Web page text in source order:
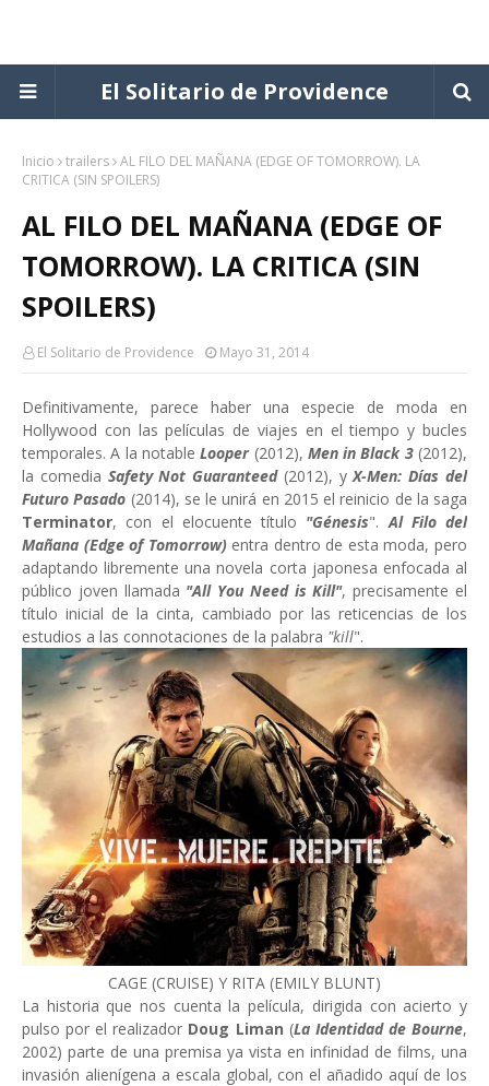
El Solitario de Providence
Inicio trailers AL FILO DEL MAÑANA (EDGE OF TOMORROW). LA
CRITICA (SIN SPOILERS)
AL FILO DEL MAÑANA (EDGE OF
TOMORROW). LA CRITICA (SIN
SPOILERS)
El Solitario de Providence Mayo 31, 2014
Definitivamente, parece haber una especie de moda en
Hollywood con las películas de viajes en el tiempo y bucles
temporales. A la notableLooper (2012), Men in Black 3 (2012),
la comedia Safety Not Guaranteed (2012), yX-Men: Días del
Futuro Pasado (2014), se le unirá en 2015 el reinicio de la saga
Terminator, con el elocuente título "Génesis".Al Filo del
Mañana (Edge of Tomorrow)entra dentro de esta moda, pero
adaptando libremente una novela corta japonesa enfocada al
público joven llamada "All You Need is Kill", precisamente el
título inicial de la cinta, cambiado por las reticencias de los
estudios a las connotaciones de la palabra "kill".
CAGE (CRUISE) Y RITA (EMILY BLUNT)
La historia que nos cuenta la película, dirigida con acierto y
pulso por el realizador Doug Liman (La Identidad de Bourne,
2002) parte de una premisa ya vista en infinidad de films, una
invasión alienígena a escala global, con el añadido aquí de los